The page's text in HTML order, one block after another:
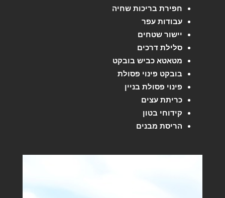
חפירת בריכות שחיה
עבודות עפר
יישור שטחים
סלילת דרכים
מטאטא כביש בובקט
בובקט פינוי פסולת
פינוי פסולת בניין
כריתת עצים
קידוחי בטון
הריסת מבנים